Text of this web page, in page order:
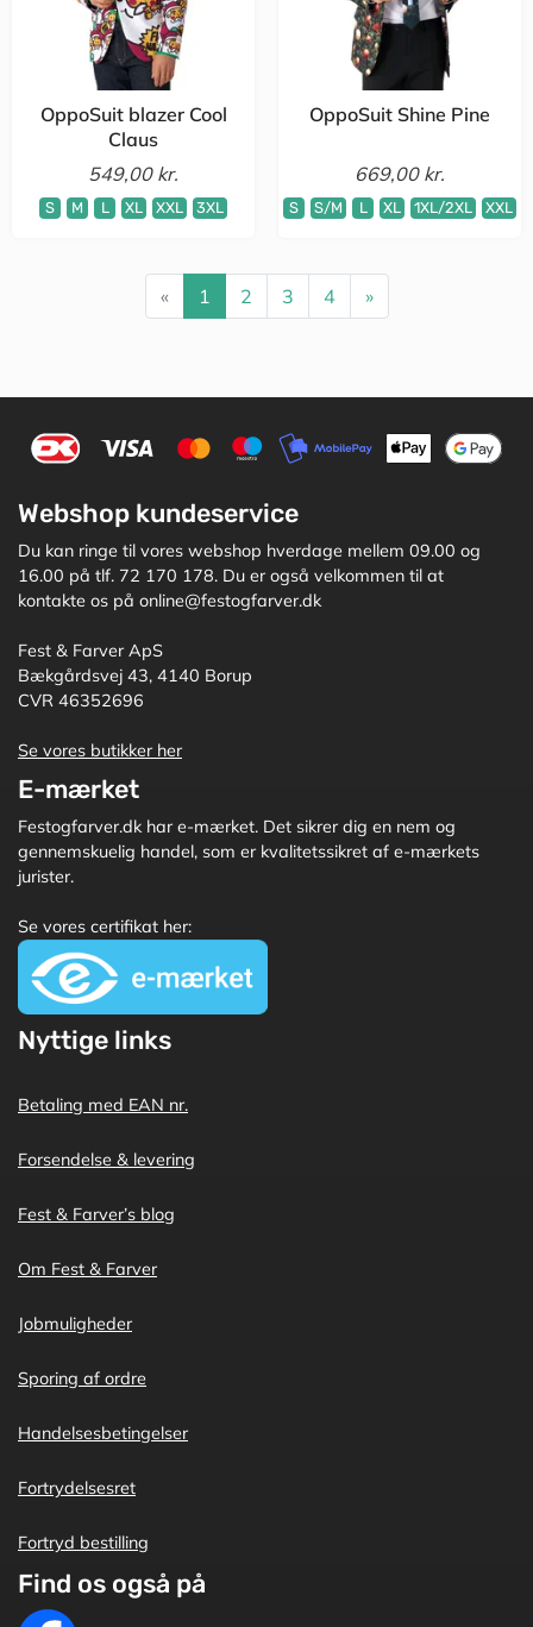
OppoSuit blazer Cool
Claus
549,00 kr.
S M L XL XXL 3XL
OppoSuit Shine Pine
669,00 kr.
S S/M L XL 1XL/2XL XXL
« 1 2 3 4 »
Webshop kundeservice
Du kan ringe til vores webshop hverdage mellem 09.00 og
16.00 på tlf. 72 170 178. Du er også velkommen til at
kontakte os på online@festogfarver.dk
Fest & Farver ApS
Bækgårdsvej 43, 4140 Borup
CVR 46352696
Se vores butikker her
E-mærket
Festogfarver.dk har e-mærket. Det sikrer dig en nem og
gennemskuelig handel, som er kvalitetssikret af e-mærkets
jurister.
Se vores certifikat her:
Nyttige links
Betaling med EAN nr.
Forsendelse & levering
Fest & Farver’s blog
Om Fest & Farver
Jobmuligheder
Sporing af ordre
Handelsesbetingelser
Fortrydelsesret
Fortryd bestilling
Find os også på